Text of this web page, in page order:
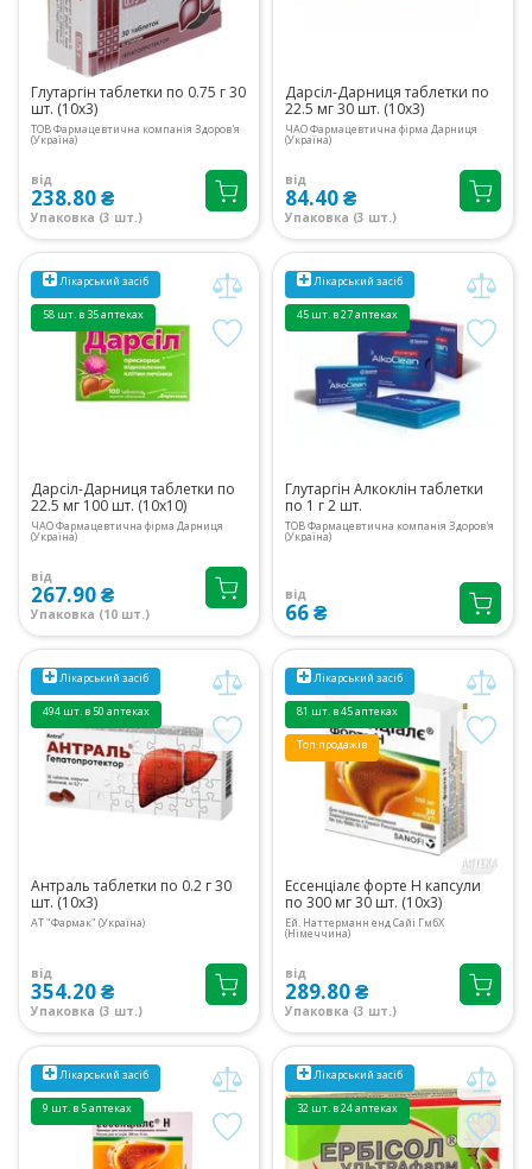
Глутаргін таблетки по 0.75 г 30
шт. (10х3)
ТОВ Фармацевтична компанія Здоров'я
(Україна)
від
238.80 ₴
Упаковка (3 шт.)
Дарсіл-Дарниця таблетки по
22.5 мг 30 шт. (10х3)
ЧАО Фармацевтична фірма Дарниця
(Україна)
від
84.40 ₴
Упаковка (3 шт.)
Лікарський засіб
58 шт. в 35 аптеках
Дарсіл-Дарниця таблетки по
22.5 мг 100 шт. (10х10)
ЧАО Фармацевтична фірма Дарниця
(Україна)
від
267.90 ₴
Упаковка (10 шт.)
Лікарський засіб
45 шт. в 27 аптеках
Глутаргін Алкоклін таблетки
по 1 г 2 шт.
ТОВ Фармацевтична компанія Здоров'я
(Україна)
від
66 ₴
Лікарський засіб
494 шт. в 50 аптеках
Антраль таблетки по 0.2 г 30
шт. (10х3)
АТ "Фармак" (Україна)
від
354.20 ₴
Упаковка (3 шт.)
Лікарський засіб
81 шт. в 45 аптеках
Топ продажів
Ессенціалє форте Н капсули
по 300 мг 30 шт. (10х3)
Ей. Наттерманн енд Сайі ГмбХ
(Німеччина)
від
289.80 ₴
Упаковка (3 шт.)
Лікарський засіб
9 шт. в 5 аптеках
Лікарський засіб
32 шт. в 24 аптеках